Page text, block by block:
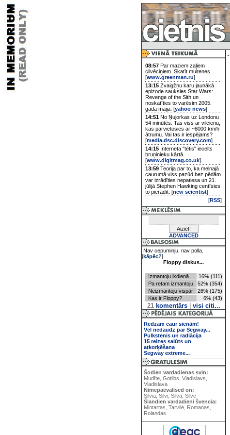
08:57 Par maziem zaļiem
cilvēciņiem. Skatīt multenes...
[www.greenman.ru]
13:15 Zvaigžņu karu jaunākā
epizode sauksies Star Wars:
Revenge of the Sith un
noskatīties to varēsim 2005.
gada maijā. [yahoo news]
14:51 No Ņujorkas uz Londonu
54 minūtēs. Tas viss ar vilcienu,
kas pārvietosies ar ~8000 km/h
ātrumu. Vai tas ir iespējams?
[media.dsc.discovery.com]
14:15 Interneta "tētis" iecelts
bruņinieku kārtā.
[www.digitmag.co.uk]
13:59 Teorija par to, ka melnajā
caurumā viss pazūd bez pēdām
var izrādīties nepatiesa un 21.
jūlijā Stephen Hawking centīsies
to pierādīt. [new scientist]
[RSS]
ADVANCED
Nav cepuminju, nav polla.
[kāpēc?]
Floppy diskus...
Izmantoju ikdienā
16% (111)
Pa retam izmantoju
52% (354)
Neizmantoju vispār
26% (175)
Kas ir Floppy?
6% (43)
21komentārs| visi citi...
Redzam caur sienām!
Vēl nedaudz par Segway...
Pulkstenis un radiācija
15 reizes salūts un
atkorķēšana
Segway extreme...
Šodien vardadienas svin:
Mudīte, Gotlibs, Vladislavs,
Vladislava
Nimepaevalised on:
Silvia, Silvi, Silva, Silve
Šiandien vardadieni švencia:
Mintartas, Tarvilė, Romanas,
Rolandas